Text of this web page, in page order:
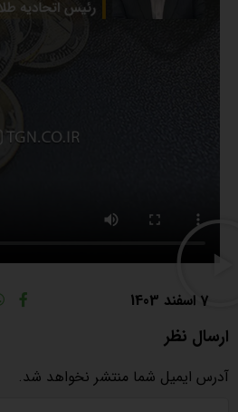
7 اسفند 1403
ارسال نظر
آدرس ایمیل شما منتشر نخواهد شد.